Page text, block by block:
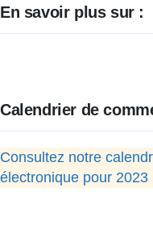
En savoir plus sur :
Calendrier de
Consultez notre
électronique pour 2023